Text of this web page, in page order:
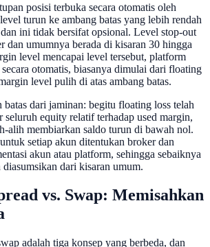
posisi terbuka secara otomatis oleh
turun ke ambang batas yang lebih rendah
ini tidak bersifat opsional. Level stop-out
dan umumnya berada di kisaran 30 hingga
level mencapai level tersebut, platform
otomatis, biasanya dimulai dari floating
level pulih di atas ambang batas.
batas dari jaminan: begitu floating loss telah
seluruh equity relatif terhadap used margin,
alih membiarkan saldo turun di bawah nol.
setiap akun ditentukan broker dan
akun atau platform, sehingga sebaiknya
dari kisaran umum.
vs. Swap: Memisahkan
adalah tiga konsep yang berbeda, dan